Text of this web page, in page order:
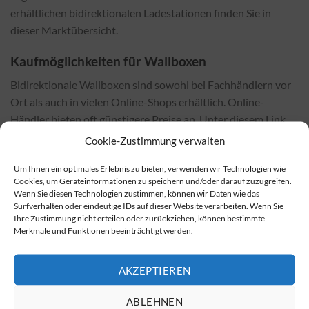
Cookie-Zustimmung verwalten
Um Ihnen ein optimales Erlebnis zu bieten, verwenden wir Technologien wie
Cookies, um Geräteinformationen zu speichern und/oder darauf zuzugreifen.
Wenn Sie diesen Technologien zustimmen, können wir Daten wie das
Surfverhalten oder eindeutige IDs auf dieser Website verarbeiten. Wenn Sie
Ihre Zustimmung nicht erteilen oder zurückziehen, können bestimmte
Merkmale und Funktionen beeinträchtigt werden.
AKZEPTIEREN
ABLEHNEN
erhältlichen bidirektionalen Ladestationen finden Sie in
dieser Marktübersicht.
Kaufmöglichkeiten für Wallboxen
Bidirektionale Wallboxen sind sowohl bei Fachhändlern vor
Ort als auch in vielen Online-Shops erhältlich. Online-
Händler bieten oft günstigere Preise an. Unter diesem Link
können Sie bidirektionale Wallboxen kaufen.
Kosten der Installation und Einflussfaktoren
Die Kosten für die Installation hängen stark vom gewählten
Wallbox-Modell und den örtlichen Gegebenheiten ab.
Faktoren wie Verkabelung, Montageort und notwendige
Allgemeinen liegt die Installation einer bidirektionalen
Wallbox über den Kosten für eine herkömmliche Wallbox,